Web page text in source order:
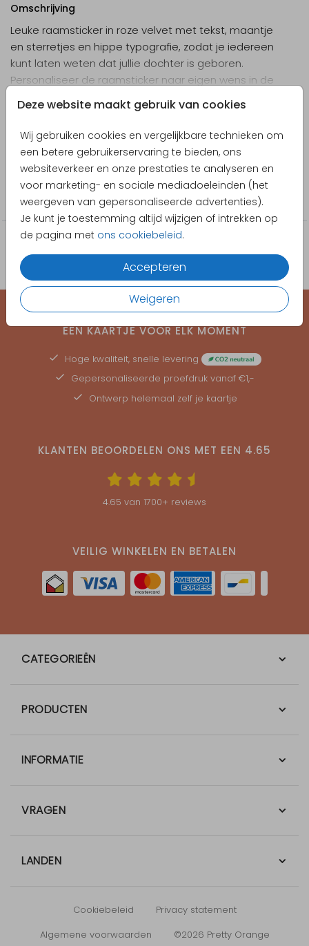
Deze website maakt gebruik van cookies
Wij gebruiken cookies en vergelijkbare technieken om
een betere gebruikerservaring te bieden, ons
websiteverkeer en onze prestaties te analyseren en
voor marketing- en sociale mediadoeleinden (het
weergeven van gepersonaliseerde advertenties).
Je kunt je toestemming altijd wijzigen of intrekken op
de pagina met ons cookiebeleid.
Accepteren
Weigeren
Omschrijving
Leuke raamsticker in roze velvet met tekst, maantje
en sterretjes en hippe typografie, zodat je iedereen
kunt laten weten dat jullie dochter is geboren.
Personaliseer de raamsticker naar eigen wens in de
Toon meer
Designer
Pretty Orange
Raamsticker
EEN KAARTJE VOOR ELK MOMENT
Hoge kwaliteit, snelle levering
Gepersonaliseerde proefdruk vanaf €1,-
Ontwerp helemaal zelf je kaartje
KLANTEN BEOORDELEN ONS MET EEN 4.65
4.65 van 1700+ reviews
VEILIG WINKELEN EN BETALEN
CATEGORIEËN
PRODUCTEN
INFORMATIE
VRAGEN
LANDEN
Cookiebeleid
Privacy statement
Algemene voorwaarden
©2026 Pretty Orange